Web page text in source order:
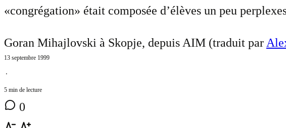
«congrégation» était composée d’élèves un peu
Goran Mihajlovski à Skopje, depuis AIM (traduit par
13 septembre 1999
⋅
5 min de lecture
0